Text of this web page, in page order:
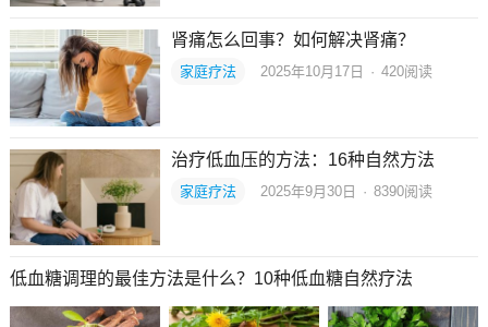
肾痛怎么回事？如何解决肾痛？
家庭疗法 2025年10月17日 · 420阅读
治疗低血压的方法：16种自然方法
家庭疗法 2025年9月30日 · 8390阅读
低血糖调理的最佳方法是什么？10种低血糖自然疗法